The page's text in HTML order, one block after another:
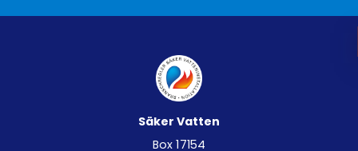
Säker Vatten
Box 17154